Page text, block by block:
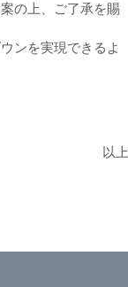
の上、ご了承を賜
ンを実現できるよ
以上